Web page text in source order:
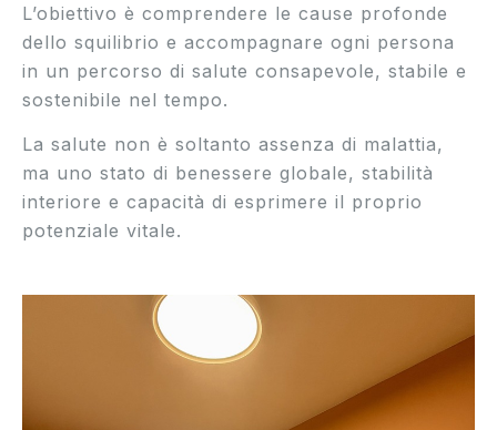
L’obiettivo è comprendere le cause profonde
dello squilibrio e accompagnare ogni persona
in un percorso di salute consapevole, stabile e
sostenibile nel tempo.
La salute non è soltanto assenza di malattia,
ma uno stato di benessere globale, stabilità
interiore e capacità di esprimere il proprio
potenziale vitale.